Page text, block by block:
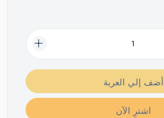
أضف إلي العربة
اشترِ الآن